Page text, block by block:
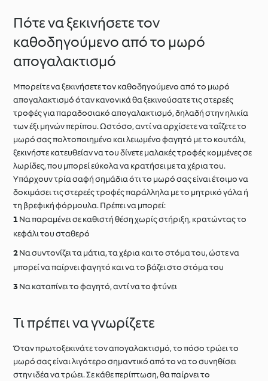
Πότε να ξεκινήσετε τον
καθοδηγούμενο από το μωρό
απογαλακτισμό
Μπορείτε να ξεκινήσετε τον καθοδηγούμενο από το μωρό
απογαλακτισμό όταν κανονικά θα ξεκινούσατε τις στερεές
τροφές για παραδοσιακό απογαλακτισμό, δηλαδή στην ηλικία
των έξι μηνών περίπου. Ωστόσο, αντί να αρχίσετε να ταΐζετε το
μωρό σας πολτοποιημένο και λειωμένο φαγητό με το κουτάλι,
ξεκινήστε κατευθείαν να του δίνετε μαλακές τροφές κομμένες σε
λωρίδες, που μπορεί εύκολα να κρατήσει με τα χέρια του.
Υπάρχουν τρία σαφή σημάδια ότι το μωρό σας είναι έτοιμο να
δοκιμάσει τις στερεές τροφές παράλληλα με το μητρικό γάλα ή
τη βρεφική φόρμουλα. Πρέπει να μπορεί:
Να παραμένει σε καθιστή θέση χωρίς στήριξη, κρατώντας το
κεφάλι του σταθερό
Να συντονίζει τα μάτια, τα χέρια και το στόμα του, ώστε να
μπορεί να παίρνει φαγητό και να το βάζει στο στόμα του
Να καταπίνει το φαγητό, αντί να το φτύνει
Τι πρέπει να γνωρίζετε
Όταν πρωτοξεκινάτε τον απογαλακτισμό, το πόσο τρώει το
μωρό σας είναι λιγότερο σημαντικό από το να το συνηθίσει
στην ιδέα να τρώει. Σε κάθε περίπτωση, θα παίρνει το